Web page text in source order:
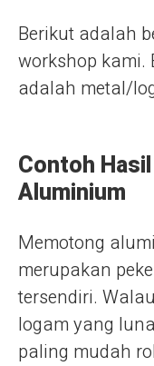
Berikut adalah
workshop
adalah metal/
Contoh
Aluminium
Memotong
merupakan
tersendiri.
logam yang
paling mudah